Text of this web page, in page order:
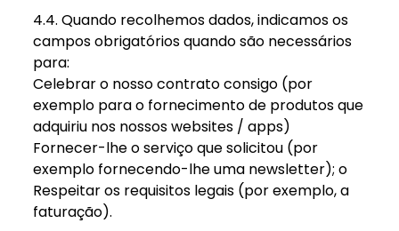
4.4. Quando recolhemos dados, indicamos os
campos obrigatórios quando são necessários
para:
Celebrar o nosso contrato consigo (por
exemplo para o fornecimento de produtos que
adquiriu nos nossos websites / apps)
Fornecer-lhe o serviço que solicitou (por
exemplo fornecendo-lhe uma newsletter); o
Respeitar os requisitos legais (por exemplo, a
faturação).